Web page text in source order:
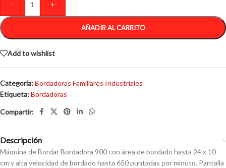
- +
AÑADIR AL CARRITO
Add to wishlist
Categoría:Bordadoras Familiares Industriales
Etiqueta:Bordadoras
Descripción
Máquina de Bordar Bordadora 900 con área de bordado hasta 24 x 10
cm y alta velocidad de bordado hasta 650 puntadas por minuto. Pantalla